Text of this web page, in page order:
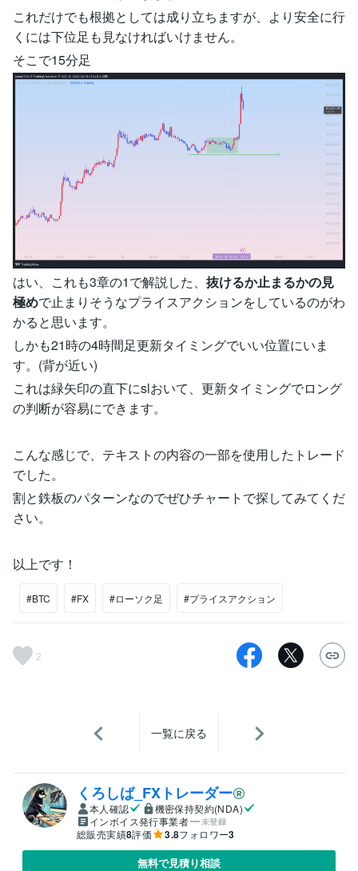
これだけでも根拠としては成り立ちますが、より安全に行
くには下位足も見なければいけません。
そこで15分足
はい、これも3章の1で解説した、 抜けるか止まるかの見
極めで止まりそうなプライスアクションをしているのがわ
かると思います。
しかも21時の4時間足更新タイミングでいい位置にいま
す。(背が近い)
これは緑矢印の直下にslおいて、更新タイミングでロング
の判断が容易にできます。
こんな感じで、テキストの内容の一部を使用したトレード
でした。
割と鉄板のパターンなのでぜひチャートで探してみてくだ
さい。
以上です！
#BTC #FX #ローソク足 #プライスアクション
2
一覧に戻る
くろしば_FXトレーダー
本人確認
機密保持契約(NDA)
インボイス発行事業者
未登録
総販売実績8評価 3.8フォロワー3
無料で見積り相談